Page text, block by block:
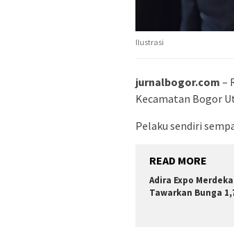
Ilustrasi
jurnalbogor.com –
Kecamatan Bogor
Pelaku sendiri
READ MORE
Adira Expo Merdeka
Tawarkan Bunga